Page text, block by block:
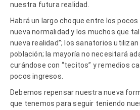
nuestra futura realidad.
Habrá un largo choque entre los
nueva normalidad y los muchos que
nueva realidad”; los sanatorios utilizan
población; la mayoría no necesitará
curándose con “tecitos” y remedios
pocos ingresos.
Debemos repensar nuestra nueva
que tenemos para seguir teniendo